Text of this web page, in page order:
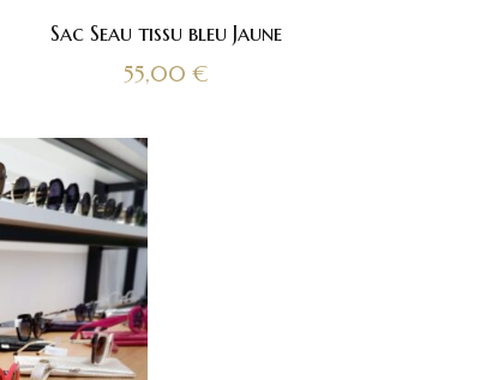
Sac Seau tissu bleu Jaune
55,00 €